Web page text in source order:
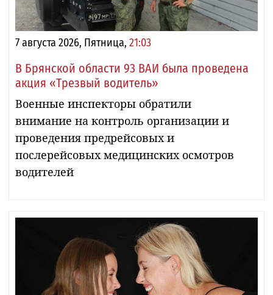
7 августа 2026, Пятница, 21:03
В Брянской области 93 ВАИ была проведена
акция «Трезвый водитель»
Военные инспекторы обратили
внимание на контроль организации и
проведения предрейсовых и
послерейсовых медицинских осмотров
водителей